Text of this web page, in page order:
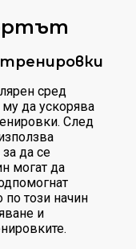
сред
му да ускорява
След
да се
могат да
по този начин
и